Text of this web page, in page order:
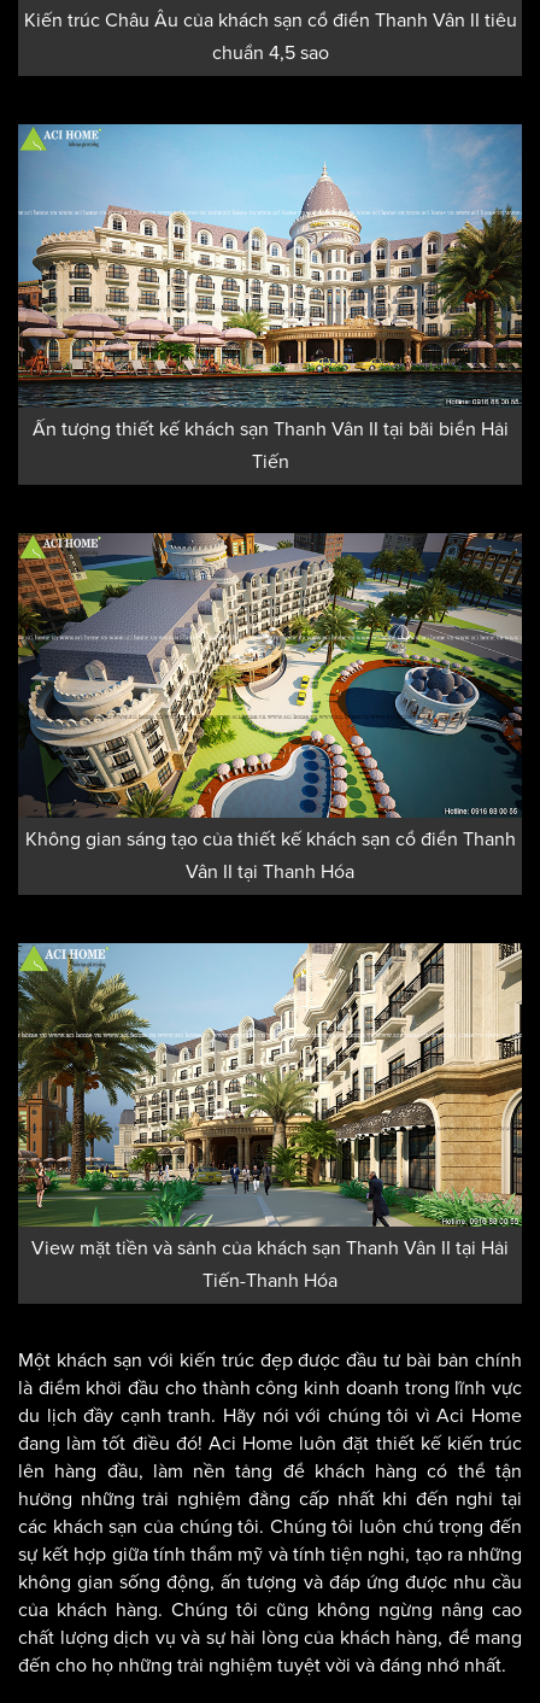
Kiến trúc Châu Âu của khách sạn cổ điển Thanh Vân II tiêu
chuẩn 4,5 sao
Ấn tượng thiết kế khách sạn Thanh Vân II tại bãi biển Hải
Tiến
Không gian sáng tạo của thiết kế khách sạn cổ điển Thanh
Vân II tại Thanh Hóa
View mặt tiền và sảnh của khách sạn Thanh Vân II tại Hải
Tiến-Thanh Hóa
Một khách sạn với kiến trúc đẹp được đầu tư bài bản chính
là điểm khởi đầu cho thành công kinh doanh trong lĩnh vực
du lịch đầy cạnh tranh. Hãy nói với chúng tôi vì Aci Home
đang làm tốt điều đó! Aci Home luôn đặt thiết kế kiến trúc
lên hàng đầu, làm nền tảng để khách hàng có thể tận
hưởng những trải nghiệm đẳng cấp nhất khi đến nghỉ tại
các khách sạn của chúng tôi. Chúng tôi luôn chú trọng đến
sự kết hợp giữa tính thẩm mỹ và tính tiện nghi, tạo ra những
không gian sống động, ấn tượng và đáp ứng được nhu cầu
của khách hàng. Chúng tôi cũng không ngừng nâng cao
chất lượng dịch vụ và sự hài lòng của khách hàng, để mang
đến cho họ những trải nghiệm tuyệt vời và đáng nhớ nhất.